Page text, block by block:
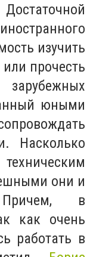
изучить
прочесть
юными
Насколько
они и
в
как очень
работать в